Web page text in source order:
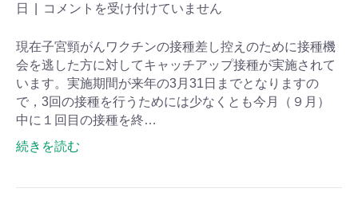
日
コメントを受け付けていません
現在子宮頸がんワクチンの接種差し控えのために接種機
会を逃した方に対してキャッチアップ接種が実施されて
います。実施期間が来年の3月31日までとなりますの
で，3回の接種を行うためには少なくとも今月（９月）
中に１回目の接種を終…
続きを読む